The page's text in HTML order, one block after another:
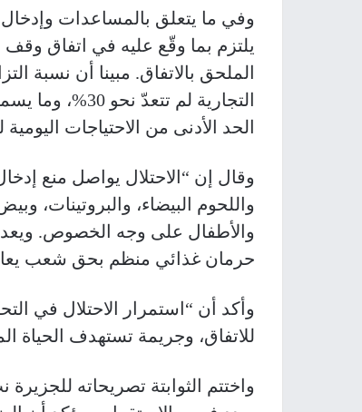
وفي ما يتعلق بالمساعدات وإدخال
يلتزم بما وقّع عليه في اتفاق وقف
الملحق بالاتفاق. مبينا أن نسبة
التجارية لم
الحد الأدنى من الاحتياجات
وقال إن “الاحتلال يواصل منع
واللحوم البيضاء، والبروتينات،
والأطفال على وجه الخصوص. ويعد
حرمان غذائي منظم بحق شعب
وأكد أن “استمرار الاحتلال في
للاتفاق، وجريمة تستهدف الحياة
واختتم الثوابتة تصريحاته